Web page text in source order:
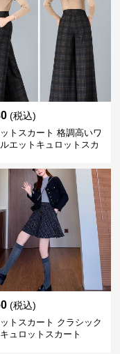
(税込)
トスカート 格調高いワ
エットキュロットスカ
(税込)
トスカート クラシック
ュロットスカート